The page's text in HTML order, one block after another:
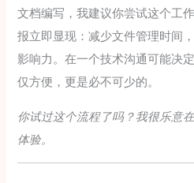
文档编写，我建议你尝试这个工
报立即显现：减少文件管理时间
影响力。在一个技术沟通可能决
仅方便，更是必不可少的。
你试过这个流程了吗？我很乐意
体验。